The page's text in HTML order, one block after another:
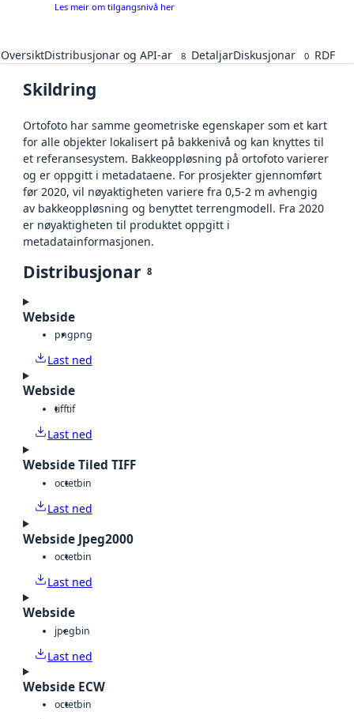
Les meir om tilgangsnivå her
OversiktDistribusjonar og API-ar 8 DetaljarDiskusjonar 0 RDF
Skildring
Ortofoto har samme geometriske egenskaper som et kart
for alle objekter lokalisert på bakkenivå og kan knyttes til
et referansesystem. Bakkeoppløsning på ortofoto varierer
og er oppgitt i metadataene. For prosjekter gjennomført
før 2020, vil nøyaktigheten variere fra 0,5-2 m avhengig
av bakkeoppløsning og benyttet terrengmodell. Fra 2020
er nøyaktigheten til produktet oppgitt i
metadatainformasjonen.
Distribusjonar 8
Webside
pngpng
Last ned
Webside
tifftif
Last ned
Webside Tiled TIFF
octetbin
Last ned
Webside Jpeg2000
octetbin
Last ned
Webside
jpegbin
Last ned
Webside ECW
octetbin